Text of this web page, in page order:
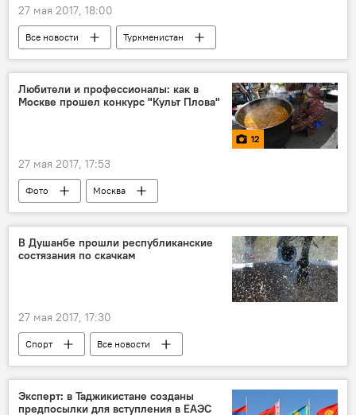
27 мая 2017, 18:00
Все новости
Туркменистан
Узбекистан
Центральная Азия
Любители и профессионалы: как в
Москве прошел конкурс "Культ Плова"
12
27 мая 2017, 17:53
Фото Москва
В Душанбе прошли республиканские
состязания по скачкам
27 мая 2017, 17:30
Спорт
Все новости
Новости Душанбе
Таджикистан: свежие новости спорта
Эксперт: в Таджикистане созданы
предпосылки для вступления в ЕАЭС